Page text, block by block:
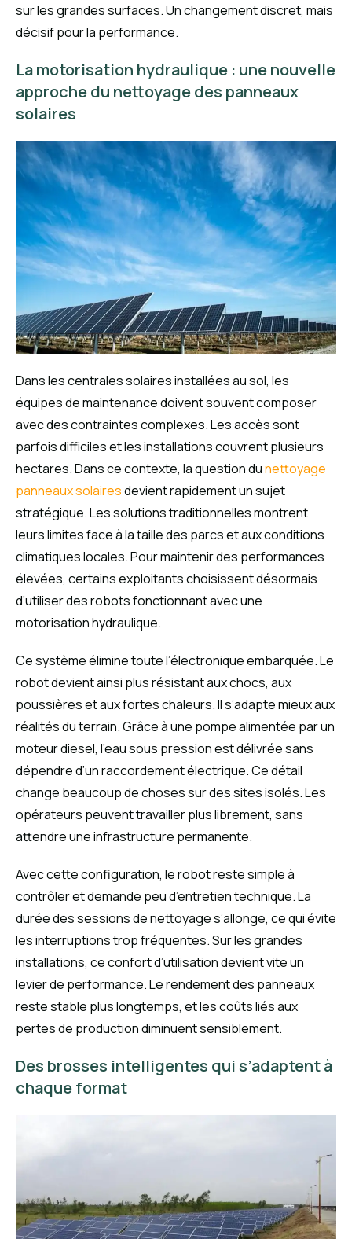
sur les grandes surfaces. Un changement discret, mais
décisif pour la performance.
La motorisation hydraulique : une nouvelle
approche du nettoyage des panneaux
solaires
Dans les centrales solaires installées au sol, les
équipes de maintenance doivent souvent composer
avec des contraintes complexes. Les accès sont
parfois difficiles et les installations couvrent plusieurs
hectares. Dans ce contexte, la question dunettoyage
panneaux solairesdevient rapidement un sujet
stratégique. Les solutions traditionnelles montrent
leurs limites face à la taille des parcs et aux conditions
climatiques locales. Pour maintenir des performances
élevées, certains exploitants choisissent désormais
d’utiliser des robots fonctionnant avec une
motorisation hydraulique.
Ce système élimine toute l’électronique embarquée. Le
robot devient ainsi plus résistant aux chocs, aux
poussières et aux fortes chaleurs. Il s’adapte mieux aux
réalités du terrain. Grâce à une pompe alimentée par un
moteur diesel, l’eau sous pression est délivrée sans
dépendre d’un raccordement électrique. Ce détail
change beaucoup de choses sur des sites isolés. Les
opérateurs peuvent travailler plus librement, sans
attendre une infrastructure permanente.
Avec cette configuration, le robot reste simple à
contrôler et demande peu d’entretien technique. La
durée des sessions de nettoyage s’allonge, ce qui évite
les interruptions trop fréquentes. Sur les grandes
installations, ce confort d’utilisation devient vite un
levier de performance. Le rendement des panneaux
reste stable plus longtemps, et les coûts liés aux
pertes de production diminuent sensiblement.
Des brosses intelligentes qui s’adaptent à
chaque format